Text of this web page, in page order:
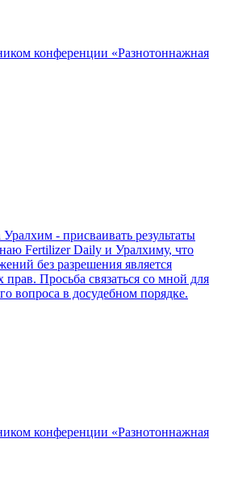
конференции «Разнотоннажная
- присваивать результаты
Fertilizer Daily и Уралхиму, что
без разрешения является
Просьба связаться со мной для
вопроса в досудебном порядке.
конференции «Разнотоннажная